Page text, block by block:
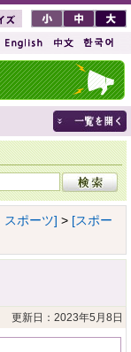
スポーツ] > [スポー
更新日：2023年5月8日